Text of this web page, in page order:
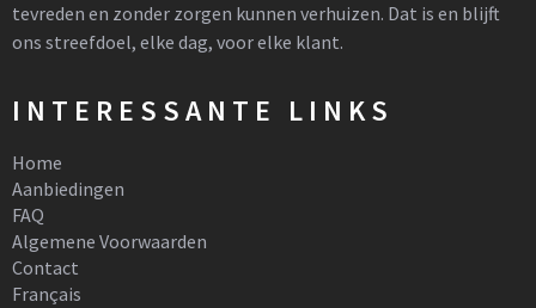
tevreden en zonder zorgen kunnen verhuizen. Dat is en blijft
ons streefdoel, elke dag, voor elke klant.
INTERESSANTE LINKS
Home
Aanbiedingen
FAQ
Algemene Voorwaarden
Contact
Français